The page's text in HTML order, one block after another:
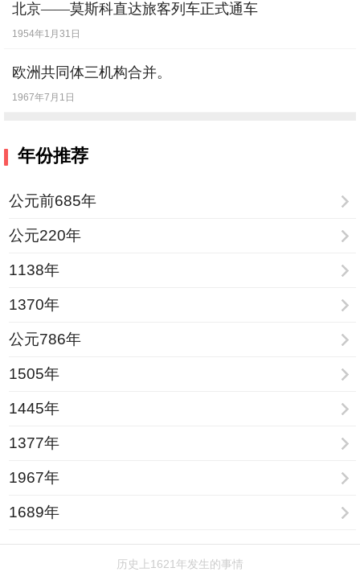
北京——莫斯科直达旅客列车正式通车
1954年1月31日
欧洲共同体三机构合并。
1967年7月1日
年份推荐
公元前685年
公元220年
1138年
1370年
公元786年
1505年
1445年
1377年
1967年
1689年
历史上1621年发生的事情